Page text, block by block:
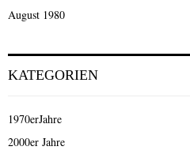
August 1980
KATEGORIEN
1970erJahre
2000er Jahre